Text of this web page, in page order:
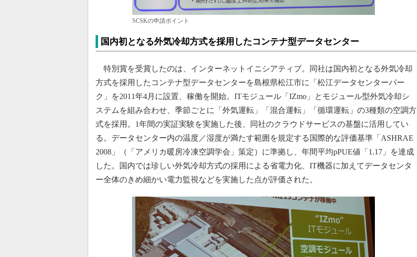
SCSKの申請ポイント
国内初となる外気冷却方式を採用したコンテナ型データセンター
特別賞を受賞したのは、インターネットイニシアティブ。同社は国内初となる外気冷却
方式を採用したコンテナ型データセンターを島根県松江市に「松江データセンターパー
ク」を2011年4月に設置、稼働を開始。ITモジュール「IZmo」とモジュール型外気冷却シ
ステムを組み合わせ、季節ごとに「外気運転」「混合運転」「循環運転」の3種類の空調方
式を採用。1年間の実証実験を実施した後、同社のクラウドサービスの基盤に活用してい
る。データセンター内の温度／湿度が満たす範囲を規定する国際的な評価基準「ASHRAE
2008」（「アメリカ暖房冷凍空調学会」策定）に準拠し、年間平均pPUE値「1.17」を達成
した。国内では珍しい外気冷却方式の採用による省電力化、IT機器に加えてデータセンタ
ー全体のきめ細かい電力監視などを実施した点が評価された。